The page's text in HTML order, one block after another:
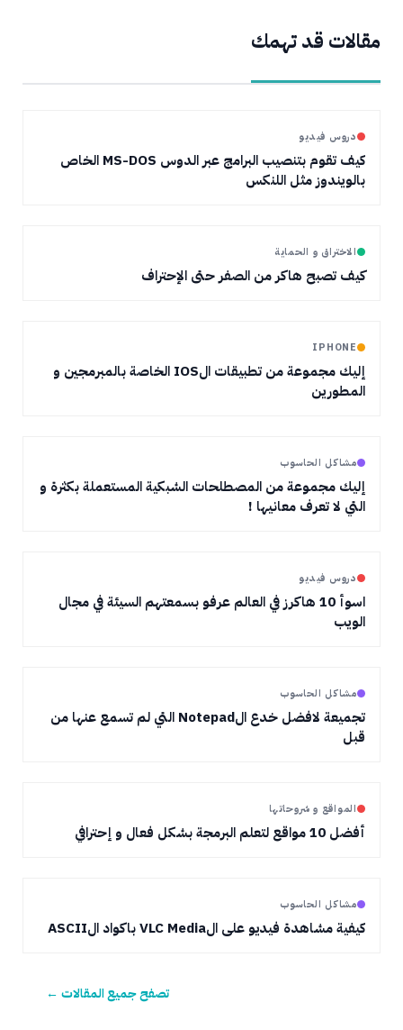
مقالات قد تهمك
دروس فيديو
كيف تقوم بتنصيب البرامج عبر الدوس MS-DOS الخاص
بالويندوز مثل اللنكس
الاختراق و الحماية
كيف تصبح هاكر من الصفر حتى الإحتراف
IPHONE
إليك مجموعة من تطبيقات الIOS الخاصة بالمبرمجين و
المطورين
مشاكل الحاسوب
إليك مجموعة من المصطلحات الشبكية المستعملة بكثرة و
التي لا تعرف معانيها !
دروس فيديو
اسوأ 10 هاكرز في العالم عرفو بسمعتهم السيئة في مجال
الويب
مشاكل الحاسوب
تجميعة لافضل خدع الNotepad التي لم تسمع عنها من
قبل
المواقع و شروحاتها
أفضل 10 مواقع لتعلم البرمجة بشكل فعال و إحترافي
مشاكل الحاسوب
كيفية مشاهدة فيديو على الVLC Media باكواد الASCII
تصفح جميع المقالات ←